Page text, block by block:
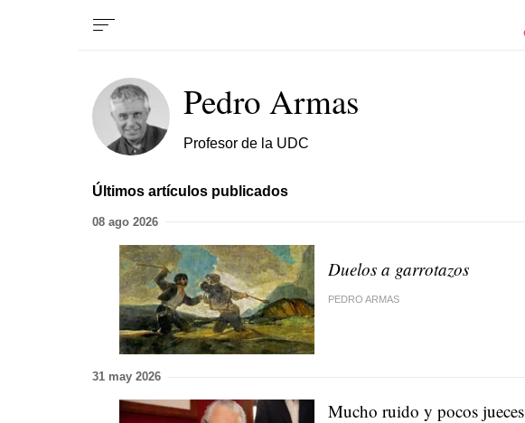
Pedro Armas
Profesor de la UDC
Últimos artículos publicados
08 ago 2026
Duelos a garrotazos
PEDRO ARMAS
31 may 2026
Mucho ruido y pocos jueces